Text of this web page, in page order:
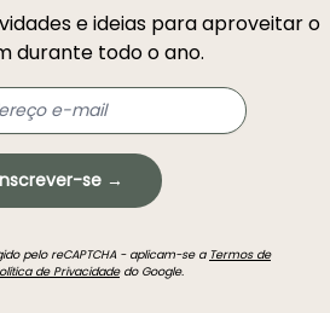
e ideias para aproveitar o
durante todo o ano.
se →
pelo reCAPTCHA - aplicam-se a Termos de
de Privacidadedo Google.